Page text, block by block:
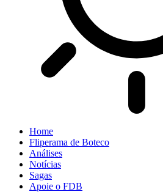
Home
Fliperama de Boteco
Análises
Notícias
Sagas
Apoie o FDB